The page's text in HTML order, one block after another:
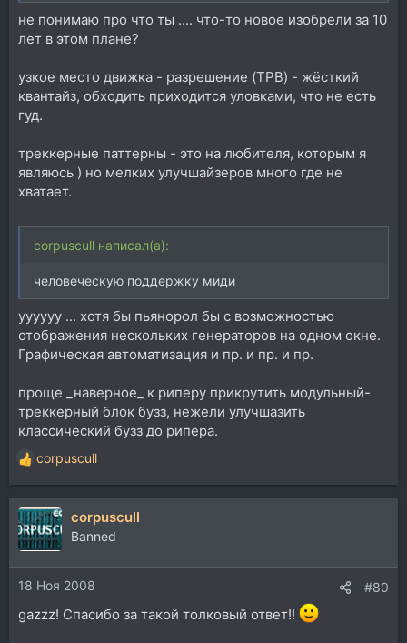
не понимаю про что ты .... что-то новое изобрели за 10
лет в этом плане?
узкое место движка - разрешение (TPB) - жёсткий
квантайз, обходить приходится уловками, что не есть
гуд.
треккерные паттерны - это на любителя, которым я
являюсь ) но мелких улучшайзеров много где не
хватает.
corpuscull написал(а):
человеческую поддержку миди
уууууу ... хотя бы пьянорол бы с возможностью
отображения нескольких генераторов на одном окне.
Графическая автоматизация и пр. и пр. и пр.
проще _наверное_ к риперу прикрутить модульный-
треккерный блок бузз, нежели улучшазить
классический бузз до рипера.
Р
е
а
к
ц
и
и
:
corpuscull
corpuscull
Banned
18 Ноя 2008 #80
gazzz! Спасибо за такой толковый ответ!!